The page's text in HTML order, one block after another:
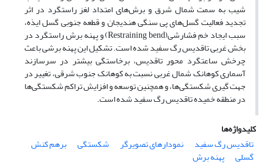
شیب به سمت شمال شرق و برش‌های امتداد لغز راستگرد در اثر
تجدید فعالیت گسل‌های پی سنگی هندیجان و قطعه جنوبی گسل ایذه،
سبب ایجاد خم فشارشی(Restraining bend) و پهنه برش راستگرد در
بخش غربی تاقدیس رگ سفید شده است. تشکیل این پهنه برشی باعث
چرخش ساعتگرد محور تاقدیس، برخاستگی بیشتر در سرسازند
آسماری کوهانک شمال غربی نسبت به کوهانک جنوب شرقی، تغییر در
جهت گیری شکستگی‌ها، و همچنین توسعه و افزایش تراکم شکستگی‌ها
در منطقه خمیده تاقدیس رگ سفید شده است.
کلیدواژه‌ها
تاقدیس رگ سفید
نمودار‌های تصویرگر شکستگی برهم کنش
گسلی
پهنه برش